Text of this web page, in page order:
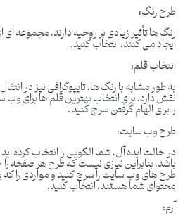
طرح رنگ:
رنگ ها تأثیر زیادی بر روحیه دارند، مجموعه
ایجاد می کنند، انتخاب کنید.
انتخاب قلم:
به طور مشابه با رنگ ها، تایپوگرافی نیز در
نقش دارد. برای انتخاب بهترین قلم ها برای
را برای الهام گرفتن سرچ کنید .
طرح وب سایت:
در حالت ایده آل، شما الگویی را انتخاب کرده
باشد، بنابراین نیازی نیست که طرح هر صفحه را
طرح های وب سایت را سرچ کنید و مواردی را که
محتوای شما هستند، انتخاب کنید.
آرم: